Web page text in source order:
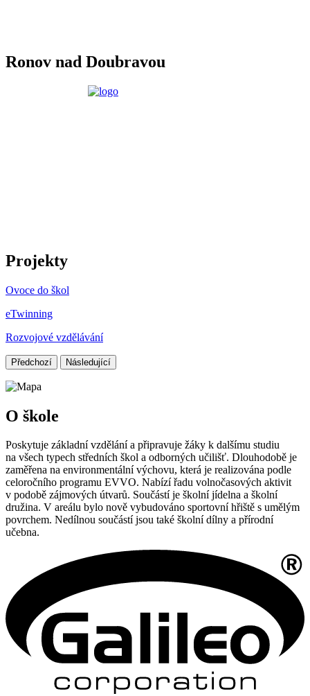
Ronov nad Doubravou
Projekty
Ovoce do škol
eTwinning
Rozvojové vzdělávání
Předchozí Následující
O škole
Poskytuje základní vzdělání a připravuje žáky k dalšímu studiu
na všech typech středních škol a odborných učilišť. Dlouhodobě je
zaměřena na environmentální výchovu, která je realizována podle
celoročního programu EVVO. Nabízí řadu volnočasových aktivit
v podobě zájmových útvarů. Součástí je školní jídelna a školní
družina. V areálu bylo nově vybudováno sportovní hřiště s umělým
povrchem. Nedílnou součástí jsou také školní dílny a přírodní
učebna.